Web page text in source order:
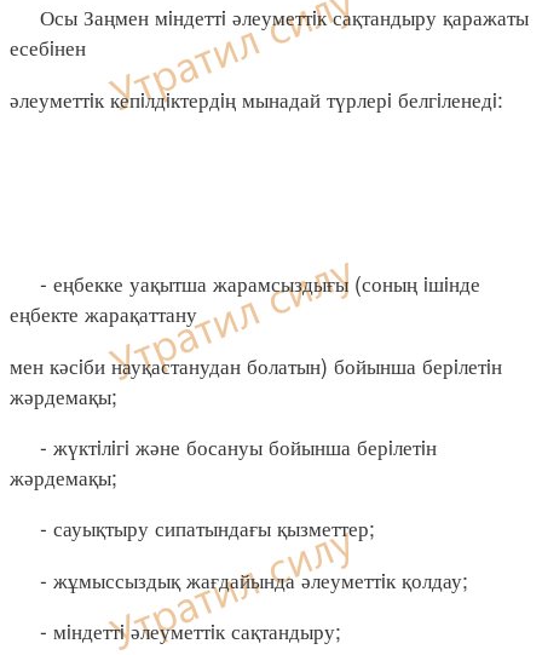
Осы Заңмен мiндеттi әлеуметтiк сақтандыру қаражаты
есебiнен
әлеуметтiк кепiлдiктердiң мынадай түрлерi белгiленедi:
- еңбекке уақытша жарамсыздығы (соның iшiнде
еңбекте жарақаттану
мен кәсiби науқастанудан болатын) бойынша берiлетiн
жәрдемақы;
- жүктiлiгi және босануы бойынша берiлетiн
жәрдемақы;
- сауықтыру сипатындағы қызметтер;
- жұмыссыздық жағдайында әлеуметтiк қолдау;
- мiндеттi әлеуметтiк сақтандыру;